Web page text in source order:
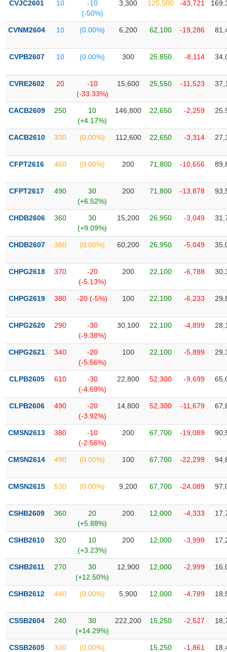
Tâm
thị
trường
CVJC2601 10
-10
(-50%)
3,300 125,500 -43,721
CVNM2604 10 (0.00%) 6,200 62,100 -19,286
CVPB2607 10 (0.00%) 300 25,850 -8,114
CVRE2602 20
-10
(-33.33%)
15,600 25,550 -11,523
CACB2609 250
10
(+4.17%)
146,800 22,650 -2,259
CACB2610 330 (0.00%) 112,600 22,650 -3,314
CFPT2616 460 (0.00%) 200 71,800 -10,656
CFPT2617 490
30
(+6.52%)
200 71,800 -13,878
CHDB2606 360
30
(+9.09%)
15,200 26,950 -3,049
CHDB2607 380 (0.00%) 60,200 26,950 -5,049
CHPG2618 370
-20
(-5.13%)
200 22,100 -6,788
CHPG2619 380 -20 (-5%) 100 22,100 -6,233
CHPG2620 290
-30
(-9.38%)
30,100 22,100 -4,899
CHPG2621 340
-20
(-5.56%)
100 22,100 -5,899
CLPB2605 610
-30
(-4.69%)
22,800 52,300 -9,699
CLPB2606 490
-20
(-3.92%)
14,800 52,300 -11,679
CMSN2613 380
-10
(-2.56%)
200 67,700 -19,089
CMSN2614 490 (0.00%) 100 67,700 -22,299
CMSN2615 530 (0.00%) 9,200 67,700 -24,089
CSHB2609 360
20
(+5.88%)
200 12,000 -4,333
CSHB2610 320
10
(+3.23%)
200 12,000 -3,999
CSHB2611 270
30
(+12.50%)
12,900 12,000 -2,999
CSHB2612 440 (0.00%) 5,900 12,000 -4,789
CSSB2604 240
30
(+14.29%)
222,200 15,250 -2,527
CSSB2605 330 (0.00%) 15,250 -1,861
DÙNG
THIẾT
YẾU
TIÊU
THIẾT
YẾU
CHĂM
SỨC
TÀI
TIN
VỤ
THÔNG
TIỆN
ÍCH
BẤT
SẢN
Mã
chứng